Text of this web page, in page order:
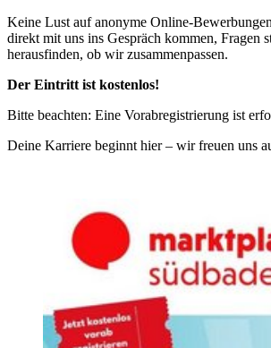
Keine Lust auf anonyme Online-
direkt mit uns ins Gespräch kommen, Fragen
herausfinden, ob wir zusammenpassen.
Der Eintritt ist kostenlos!
Bitte beachten: Eine Vorabregistrierung ist
Deine Karriere beginnt hier – wir freuen uns